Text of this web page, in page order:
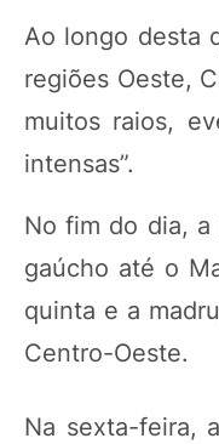
Ao longo desta
regiões Oeste,
muitos raios,
intensas”.
No fim do dia,
gaúcho até o
quinta e a
Centro-Oeste.
Na sexta-feira,